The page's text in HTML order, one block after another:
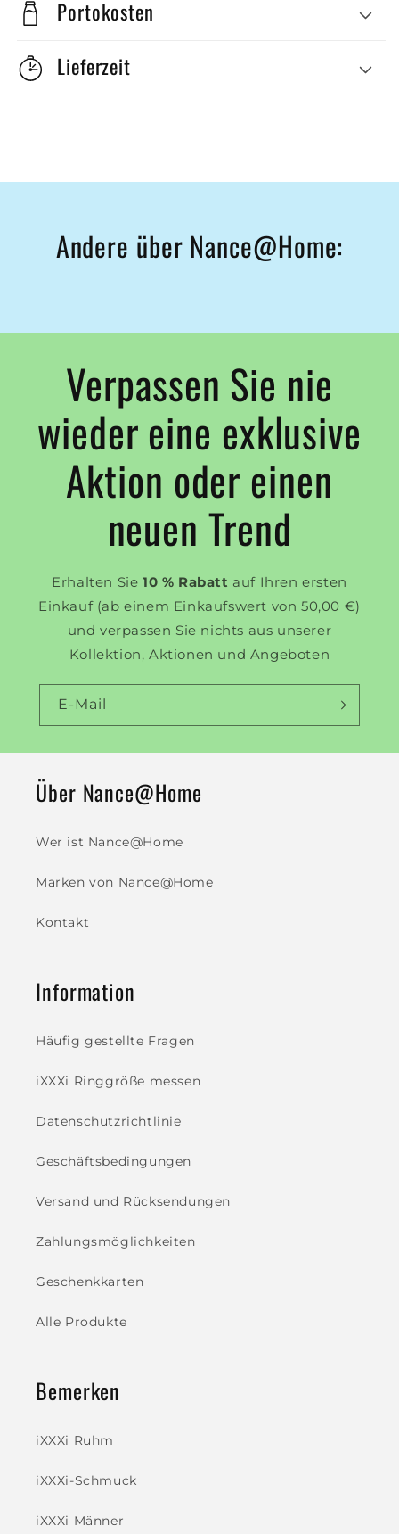
Portokosten
Lieferzeit
Andere über Nance@Home:
Verpassen Sie nie
wieder eine exklusive
Aktion oder einen
neuen Trend
Erhalten Sie 10 % Rabatt auf Ihren ersten
Einkauf (ab einem Einkaufswert von 50,00 €)
und verpassen Sie nichts aus unserer
Kollektion, Aktionen und Angeboten
E-Mail
Über Nance@Home
Wer ist Nance@Home
Marken von Nance@Home
Kontakt
Information
Häufig gestellte Fragen
iXXXi Ringgröße messen
Datenschutzrichtlinie
Geschäftsbedingungen
Versand und Rücksendungen
Zahlungsmöglichkeiten
Geschenkkarten
Alle Produkte
Bemerken
iXXXi Ruhm
iXXXi-Schmuck
iXXXi Männer